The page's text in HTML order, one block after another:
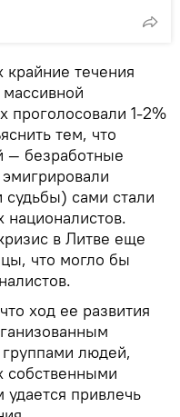
течения
проголосовали 1-2%
тем, что
— безработные
сами стали
националистов.
в Литве еще
что могло бы
ход ее развития
людей,
собственными
привлечь